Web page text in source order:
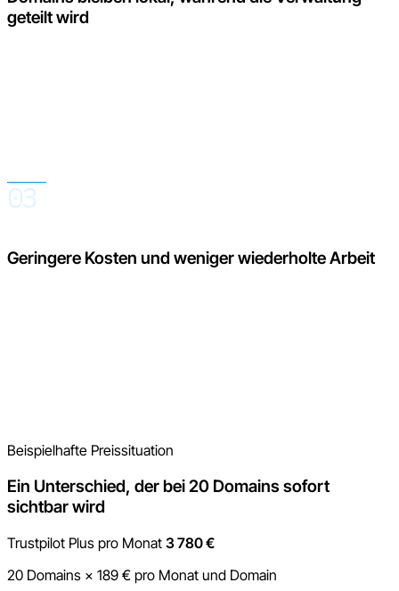
geteilt wird
03
Geringere Kosten und weniger wiederholte Arbeit
Beispielhafte Preissituation
Ein Unterschied, der bei 20 Domains sofort
sichtbar wird
Trustpilot Plus pro Monat 3 780 €
20 Domains × 189 € pro Monat und Domain